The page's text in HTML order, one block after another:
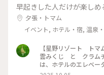
早起きした人だけが楽しめ
夕張・トマム
イベント, ホテル・宿, 温泉
【星野リゾート トマム 雲海テラ
雲みくじ と クラムチャ
は、ホテルのエレベー
なくて… 隣のテーブル